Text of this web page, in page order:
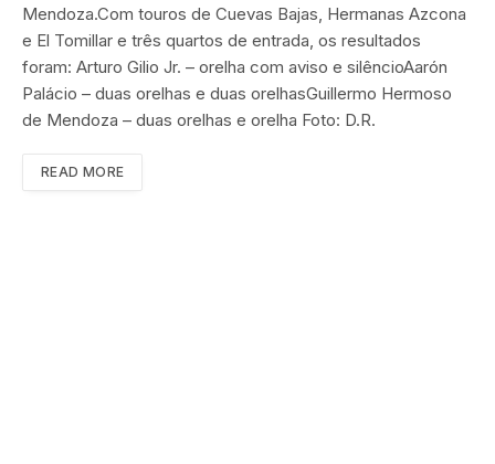
Mendoza.Com touros de Cuevas Bajas, Hermanas Azcona
e El Tomillar e três quartos de entrada, os resultados
foram: Arturo Gilio Jr. – orelha com aviso e silêncioAarón
Palácio – duas orelhas e duas orelhasGuillermo Hermoso
de Mendoza – duas orelhas e orelha Foto: D.R.
READ MORE